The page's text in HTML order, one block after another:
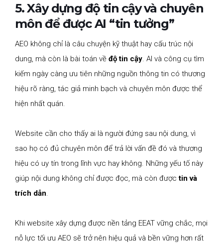
5. Xây dựng độ tin cậy và chuyên
môn để được AI “tin tưởng”
AEO không chỉ là câu chuyện kỹ thuật hay cấu trúc nội
dung, mà còn là bài toán về độ tin cậy . AI và công cụ tìm
kiếm ngày càng ưu tiên những nguồn thông tin có thương
hiệu rõ ràng, tác giả minh bạch và chuyên môn được thể
hiện nhất quán.
Website cần cho thấy ai là người đứng sau nội dung, vì
sao họ có đủ chuyên môn để trả lời vấn đề đó và thương
hiệu có uy tín trong lĩnh vực hay không. Những yếu tố này
giúp nội dung không chỉ được đọc, mà còn đượctin và
trích dẫn
Khi website xây dựng được nền tảng EEAT vững chắc, mọi
nỗ lực tối ưu AEO sẽ trở nên hiệu quả và bền vững hơn rất